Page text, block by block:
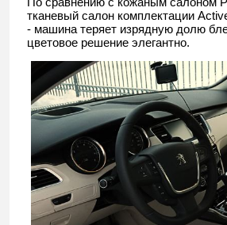
тканевый салон комплектации
- машина теряет изрядную долю
цветовое решение элегантно.